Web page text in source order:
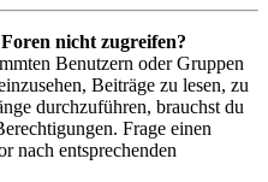
nicht zugreifen?
Benutzern oder Gruppen
Beiträge zu lesen, zu
durchzuführen, brauchst du
Frage einen
nach entsprechenden